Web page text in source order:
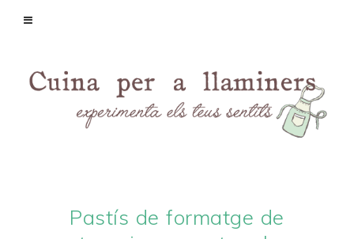
Pastís de formatge de